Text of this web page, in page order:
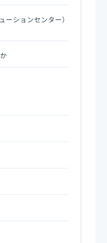
ーションセンター）